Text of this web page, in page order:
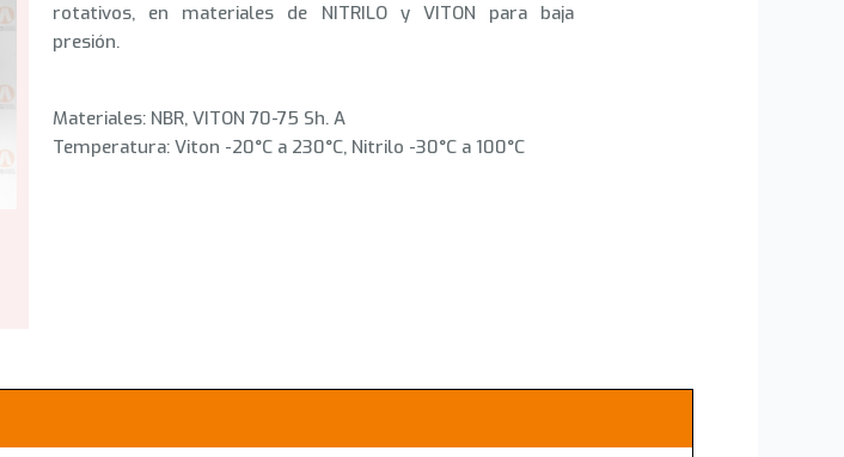
rotativos, en materiales de NITRILO y VITON para baja
presión.
Materiales: NBR, VITON 70-75 Sh. A
Temperatura: Viton -20°C a 230°C, Nitrilo -30°C a 100°C